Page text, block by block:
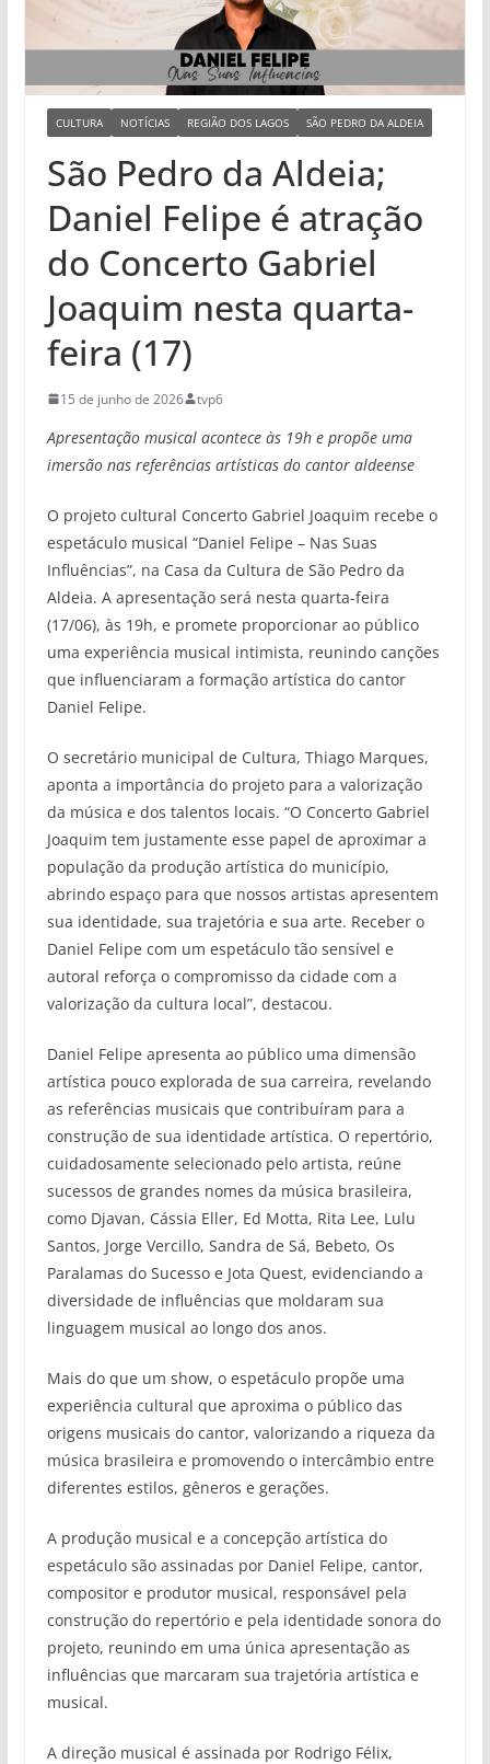
CULTURA NOTÍCIAS REGIÃO DOS LAGOS SÃO PEDRO DA ALDEIA
São Pedro da Aldeia;
Daniel Felipe é atração
do Concerto Gabriel
Joaquim nesta quarta-
feira (17)
15 de junho de 2026 tvp6
Apresentação musical acontece às 19h e propõe uma
imersão nas referências artísticas do cantor aldeense
O projeto cultural Concerto Gabriel Joaquim recebe o
espetáculo musical “Daniel Felipe – Nas Suas
Influências”, na Casa da Cultura de São Pedro da
Aldeia. A apresentação será nesta quarta-feira
(17/06), às 19h, e promete proporcionar ao público
uma experiência musical intimista, reunindo canções
que influenciaram a formação artística do cantor
Daniel Felipe.
O secretário municipal de Cultura, Thiago Marques,
aponta a importância do projeto para a valorização
da música e dos talentos locais. “O Concerto Gabriel
Joaquim tem justamente esse papel de aproximar a
população da produção artística do município,
abrindo espaço para que nossos artistas apresentem
sua identidade, sua trajetória e sua arte. Receber o
Daniel Felipe com um espetáculo tão sensível e
autoral reforça o compromisso da cidade com a
valorização da cultura local”, destacou.
Daniel Felipe apresenta ao público uma dimensão
artística pouco explorada de sua carreira, revelando
as referências musicais que contribuíram para a
construção de sua identidade artística. O repertório,
cuidadosamente selecionado pelo artista, reúne
sucessos de grandes nomes da música brasileira,
como Djavan, Cássia Eller, Ed Motta, Rita Lee, Lulu
Santos, Jorge Vercillo, Sandra de Sá, Bebeto, Os
Paralamas do Sucesso e Jota Quest, evidenciando a
diversidade de influências que moldaram sua
linguagem musical ao longo dos anos.
Mais do que um show, o espetáculo propõe uma
experiência cultural que aproxima o público das
origens musicais do cantor, valorizando a riqueza da
música brasileira e promovendo o intercâmbio entre
diferentes estilos, gêneros e gerações.
A produção musical e a concepção artística do
espetáculo são assinadas por Daniel Felipe, cantor,
compositor e produtor musical, responsável pela
construção do repertório e pela identidade sonora do
projeto, reunindo em uma única apresentação as
influências que marcaram sua trajetória artística e
musical.
A direção musical é assinada por Rodrigo Félix,